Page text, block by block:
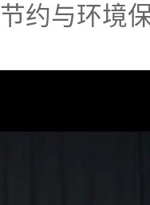
节约与环境